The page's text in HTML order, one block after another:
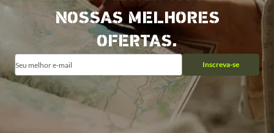
NOSSAS MELHORES
OFERTAS.
Inscreva-se